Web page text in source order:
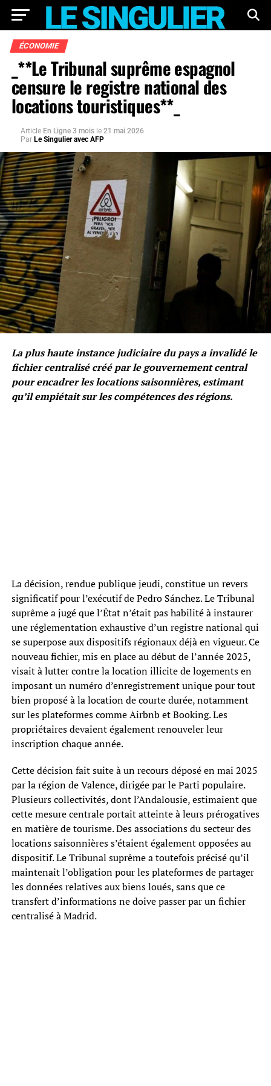
ÉCONOMIE
_**Le Tribunal suprême espagnol
censure le registre national des
locations touristiques**_
Article En Ligne 3 mois le 21 mai 2026
Par Le Singulier avec AFP
La plus haute instance judiciaire du pays a invalidé le
fichier centralisé créé par le gouvernement central
pour encadrer les locations saisonnières, estimant
qu’il empiétait sur les compétences des régions.
La décision, rendue publique jeudi, constitue un revers
significatif pour l’exécutif de Pedro Sánchez. Le Tribunal
suprême a jugé que l’État n’était pas habilité à instaurer
une réglementation exhaustive d’un registre national qui
se superpose aux dispositifs régionaux déjà en vigueur. Ce
nouveau fichier, mis en place au début de l’année 2025,
visait à lutter contre la location illicite de logements en
imposant un numéro d’enregistrement unique pour tout
bien proposé à la location de courte durée, notamment
sur les plateformes comme Airbnb et Booking. Les
propriétaires devaient également renouveler leur
inscription chaque année.
Cette décision fait suite à un recours déposé en mai 2025
par la région de Valence, dirigée par le Parti populaire.
Plusieurs collectivités, dont l’Andalousie, estimaient que
cette mesure centrale portait atteinte à leurs prérogatives
en matière de tourisme. Des associations du secteur des
locations saisonnières s’étaient également opposées au
dispositif. Le Tribunal suprême a toutefois précisé qu’il
maintenait l’obligation pour les plateformes de partager
les données relatives aux biens loués, sans que ce
transfert d’informations ne doive passer par un fichier
centralisé à Madrid.